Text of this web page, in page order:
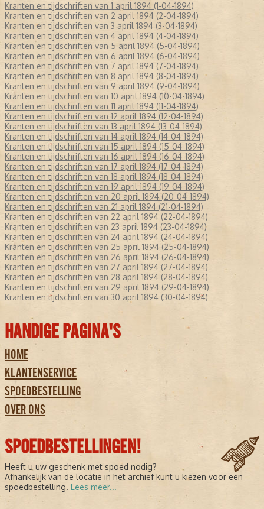
Kranten en tijdschriften van 1 april 1894 (1-04-1894)
Kranten en tijdschriften van 2 april 1894 (2-04-1894)
Kranten en tijdschriften van 3 april 1894 (3-04-1894)
Kranten en tijdschriften van 4 april 1894 (4-04-1894)
Kranten en tijdschriften van 5 april 1894 (5-04-1894)
Kranten en tijdschriften van 6 april 1894 (6-04-1894)
Kranten en tijdschriften van 7 april 1894 (7-04-1894)
Kranten en tijdschriften van 8 april 1894 (8-04-1894)
Kranten en tijdschriften van 9 april 1894 (9-04-1894)
Kranten en tijdschriften van 10 april 1894 (10-04-1894)
Kranten en tijdschriften van 11 april 1894 (11-04-1894)
Kranten en tijdschriften van 12 april 1894 (12-04-1894)
Kranten en tijdschriften van 13 april 1894 (13-04-1894)
Kranten en tijdschriften van 14 april 1894 (14-04-1894)
Kranten en tijdschriften van 15 april 1894 (15-04-1894)
Kranten en tijdschriften van 16 april 1894 (16-04-1894)
Kranten en tijdschriften van 17 april 1894 (17-04-1894)
Kranten en tijdschriften van 18 april 1894 (18-04-1894)
Kranten en tijdschriften van 19 april 1894 (19-04-1894)
Kranten en tijdschriften van 20 april 1894 (20-04-1894)
Kranten en tijdschriften van 21 april 1894 (21-04-1894)
Kranten en tijdschriften van 22 april 1894 (22-04-1894)
Kranten en tijdschriften van 23 april 1894 (23-04-1894)
Kranten en tijdschriften van 24 april 1894 (24-04-1894)
Kranten en tijdschriften van 25 april 1894 (25-04-1894)
Kranten en tijdschriften van 26 april 1894 (26-04-1894)
Kranten en tijdschriften van 27 april 1894 (27-04-1894)
Kranten en tijdschriften van 28 april 1894 (28-04-1894)
Kranten en tijdschriften van 29 april 1894 (29-04-1894)
Kranten en tijdschriften van 30 april 1894 (30-04-1894)
HANDIGE PAGINA'S
HOME
KLANTENSERVICE
SPOEDBESTELLING
OVER ONS
SPOEDBESTELLINGEN!
Heeft u uw geschenk met spoed nodig?
Afhankelijk van de locatie in het archief kunt u kiezen voor een
spoedbestelling. Lees meer...